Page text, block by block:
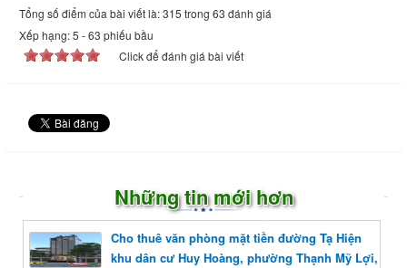
Tổng số điểm của bài viết là: 315 trong 63 đánh giá
Xếp hạng:5 -63 phiếu bầu
Click để đánh giá bài viết
Những tin mới hơn
Cho thuê văn phòng mặt tiền đường Tạ Hiện
khu dân cư Huy Hoàng, phường Thạnh Mỹ Lợi,